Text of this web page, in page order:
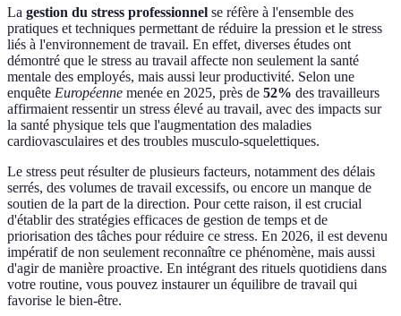
La gestion du stress professionnel se réfère à l'ensemble des
pratiques et techniques permettant de réduire la pression et le stress
liés à l'environnement de travail. En effet, diverses études ont
démontré que le stress au travail affecte non seulement la santé
mentale des employés, mais aussi leur productivité. Selon une
enquête Européenne menée en 2025, près de 52% des travailleurs
affirmaient ressentir un stress élevé au travail, avec des impacts sur
la santé physique tels que l'augmentation des maladies
cardiovasculaires et des troubles musculo-squelettiques.
Le stress peut résulter de plusieurs facteurs, notamment des délais
serrés, des volumes de travail excessifs, ou encore un manque de
soutien de la part de la direction. Pour cette raison, il est crucial
d'établir des stratégies efficaces de gestion de temps et de
priorisation des tâches pour réduire ce stress. En 2026, il est devenu
impératif de non seulement reconnaître ce phénomène, mais aussi
d'agir de manière proactive. En intégrant des rituels quotidiens dans
votre routine, vous pouvez instaurer un équilibre de travail qui
favorise le bien-être.